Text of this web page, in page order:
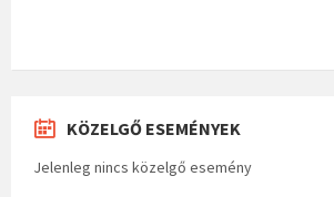
KÖZELGŐ ESEMÉNYEK
Jelenleg nincs közelgő esemény